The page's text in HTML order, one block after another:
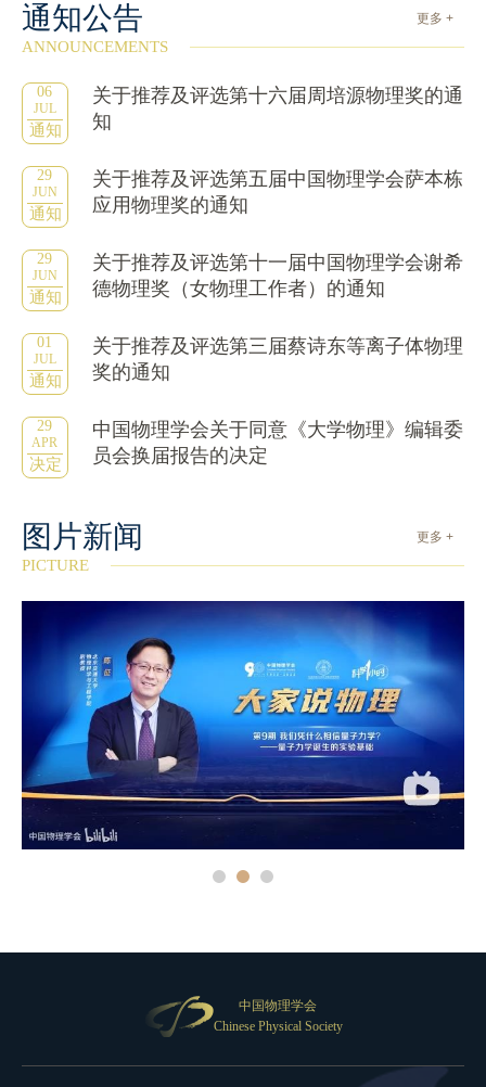
通知公告 更多 +
ANNOUNCEMENTS
06
JUL
通知
关于推荐及评选第十六届周培源物理奖的通
知
29
JUN
通知
关于推荐及评选第五届中国物理学会萨本栋
应用物理奖的通知
29
JUN
通知
关于推荐及评选第十一届中国物理学会谢希
德物理奖（女物理工作者）的通知
01
JUL
通知
关于推荐及评选第三届蔡诗东等离子体物理
奖的通知
29
APR
决定
中国物理学会关于同意《大学物理》编辑委
员会换届报告的决定
更多 +
图片新闻
PICTURE
中国物理学会
Chinese Physical Society